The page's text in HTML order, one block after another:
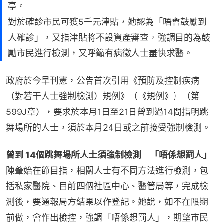
亭。
對於確診市民可獲5千元津貼，她認為「唔會鼓勵到
人確診」，又指津貼將不設資產審查，強調目的為鼓
勵市民進行檢測，又呼籲有病徵人士盡快求醫。
政府於今早刊憲，公告首次引用《預防及控制疾病
（對若干人士強制檢測）規例》（《規例》）（第
599J章），要求於本月1日至21日曾到過14間指明跳
舞場所的人士，須於本月24日或之前接受強制檢測。
曾到 14個跳舞場所人士須強制檢測　「唔係想罰人」
陳肇始在節目指，相關人士有不同方法進行檢測，包
括私家醫院、目前四個社區中心、醫管局等，完成檢
測後，要通報局方結果以作登記。她說，如不在限期
前做，會作出檢控，強調「唔係想罰人」，期望市民